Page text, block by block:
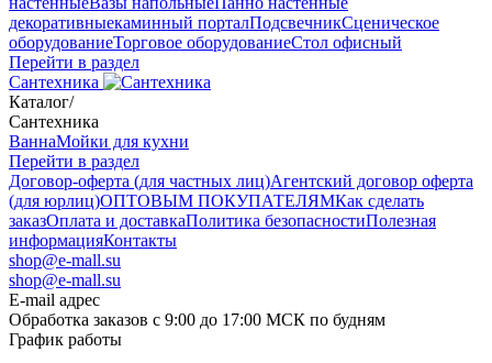
декоративныекаминный порталПодсвечникСценическое
оборудованиеТорговое оборудованиеСтол офисный
Перейти в раздел
Сантехника
Каталог/
Сантехника
ВаннаМойки для кухни
Перейти в раздел
Договор-оферта (для частных лиц)Агентский договор оферта
(для юрлиц)ОПТОВЫМ ПОКУПАТЕЛЯМКак сделать
заказОплата и доставкаПолитика безопасностиПолезная
информацияКонтакты
shop@e-mall.su
shop@e-mall.su
E-mail адрес
Обработка заказов с 9:00 до 17:00 МСК по будням
График работы